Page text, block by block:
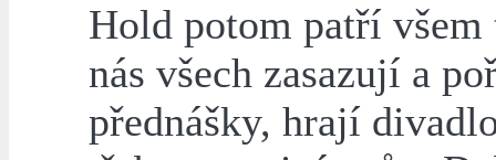
Hold potom patří
nás všech zasazují a
přednášky, hrají